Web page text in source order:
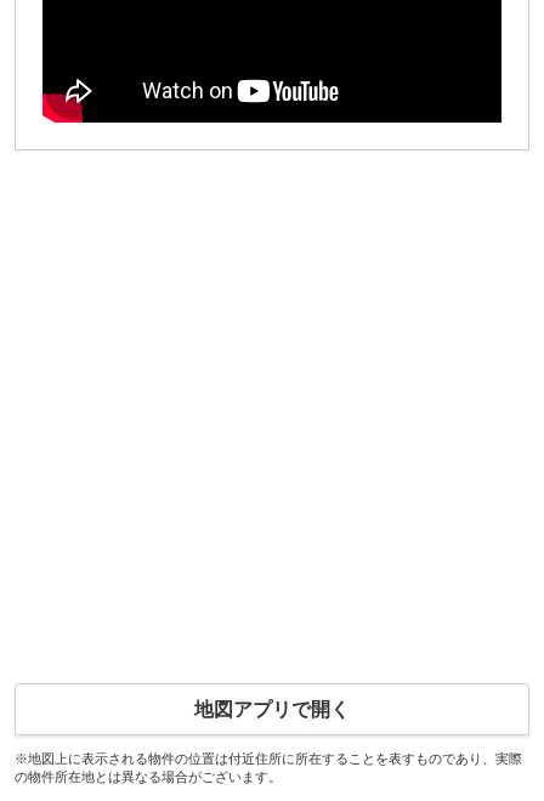
地図アプリで開く
※地図上に表示される物件の位置は付近住所に所在することを表すものであり、実際
の物件所在地とは異なる場合がございます。